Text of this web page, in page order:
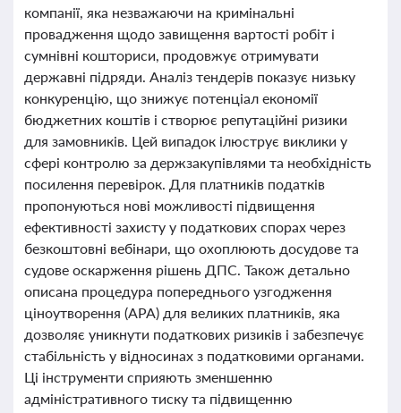
компанії, яка незважаючи на кримінальні
провадження щодо завищення вартості робіт і
сумнівні кошториси, продовжує отримувати
державні підряди. Аналіз тендерів показує низьку
конкуренцію, що знижує потенціал економії
бюджетних коштів і створює репутаційні ризики
для замовників. Цей випадок ілюструє виклики у
сфері контролю за держзакупівлями та необхідність
посилення перевірок. Для платників податків
пропонуються нові можливості підвищення
ефективності захисту у податкових спорах через
безкоштовні вебінари, що охоплюють досудове та
судове оскарження рішень ДПС. Також детально
описана процедура попереднього узгодження
ціноутворення (APA) для великих платників, яка
дозволяє уникнути податкових ризиків і забезпечує
стабільність у відносинах з податковими органами.
Ці інструменти сприяють зменшенню
адміністративного тиску та підвищенню